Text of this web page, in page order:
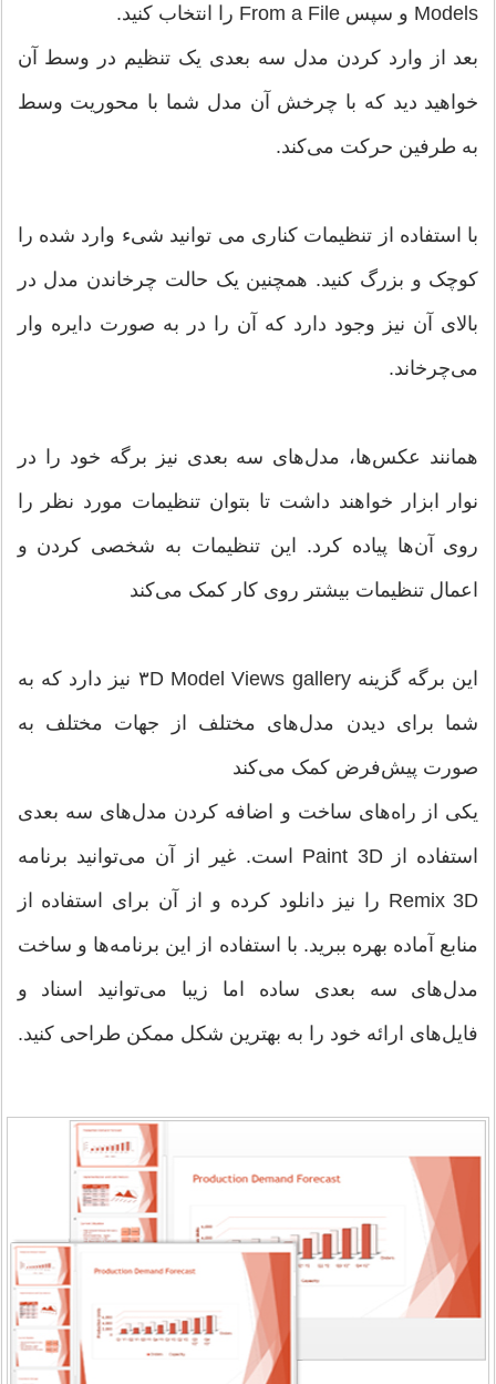
Models و سپس From a File را انتخاب کنید.
بعد از وارد کردن مدل سه بعدی یک تنظیم در وسط آن
خواهید دید که با چرخش آن مدل شما با محوریت وسط
به طرفین حرکت می‌کند.
با استفاده از تنظیمات کناری می توانید شیء وارد شده را
کوچک و بزرگ کنید. همچنین یک حالت چرخاندن مدل در
بالای آن نیز وجود دارد که آن را در به صورت دایره وار
می‌چرخاند.
همانند عکس‌ها، مدل‌های سه بعدی نیز برگه خود را در
نوار ابزار خواهند داشت تا بتوان تنظیمات مورد نظر را
روی آن‌ها پیاده کرد. این تنظیمات به شخصی کردن و
اعمال تنظیمات بیشتر روی کار کمک می‌کند
این برگه گزینه ۳D Model Views gallery نیز دارد که به
شما برای دیدن مدل‌های مختلف از جهات مختلف به
صورت پیش‌فرض کمک می‌کند
یکی از راه‌های ساخت و اضافه کردن مدل‌های سه بعدی
استفاده از Paint 3D است. غیر از آن می‌توانید برنامه
Remix 3D را نیز دانلود کرده و از آن برای استفاده از
منابع آماده بهره ببرید. با استفاده از این برنامه‌ها و ساخت
مدل‌های سه بعدی ساده اما زیبا می‌توانید اسناد و
فایل‌های ارائه خود را به بهترین شکل ممکن طراحی کنید.